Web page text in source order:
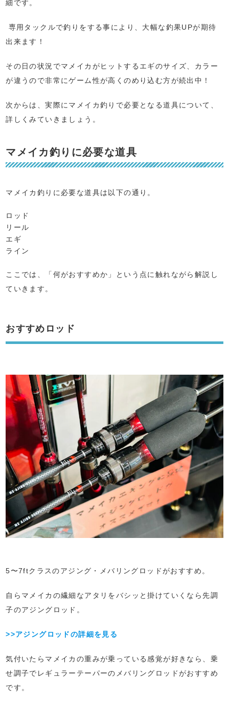
細です。
専用タックルで釣りをする事により、大幅な釣果UPが期待
出来ます！
その日の状況でマメイカがヒットするエギのサイズ、カラー
が違うので非常にゲーム性が高くのめり込む方が続出中！
次からは、実際にマメイカ釣りで必要となる道具について、
詳しくみていきましょう。
マメイカ釣りに必要な道具
マメイカ釣りに必要な道具は以下の通り。
ロッド
リール
エギ
ライン
ここでは、「何がおすすめか」という点に触れながら解説し
ていきます。
おすすめロッド
5〜7ftクラスのアジング・メバリングロッドがおすすめ。
自らマメイカの繊細なアタリをバシッと掛けていくなら先調
子のアジングロッド。
>>アジングロッドの詳細を見る
気付いたらマメイカの重みが乗っている感覚が好きなら、乗
せ調子でレギュラーテーパーのメバリングロッドがおすすめ
です。